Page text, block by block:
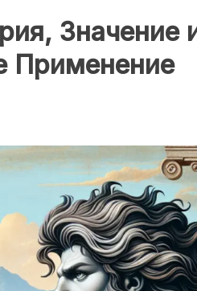
Значение
Применение